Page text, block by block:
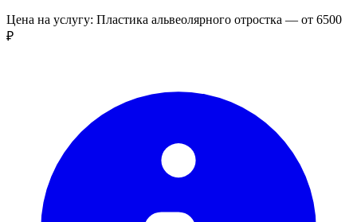
Цена на услугу: Пластика альвеолярного отростка — от 6500
₽